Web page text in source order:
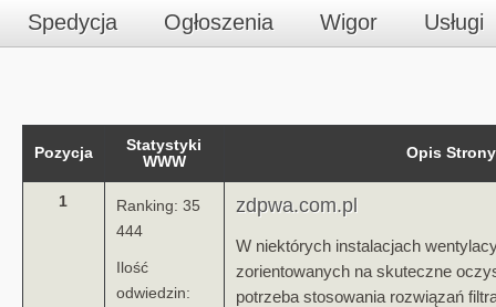
Spedycja Ogłoszenia Wigor Usługi
Pozycja
Statystyki
WWW
Opis
1
Ranking: 35
444
Ilość
odwiedzin:
zdpwa.com.pl
W niektórych instalacjach
zorientowanych na skuteczne
potrzeba stosowania rozwiązań